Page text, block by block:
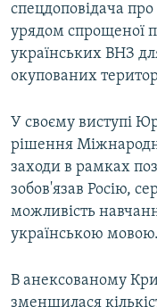
спецдоповідача
урядом спрощеної
українських ВНЗ
окупованих
У своєму виступі
рішення
заходи в рамках
зобов'язав Росію,
можливість
українською мовою.
В анексованому
зменшилася